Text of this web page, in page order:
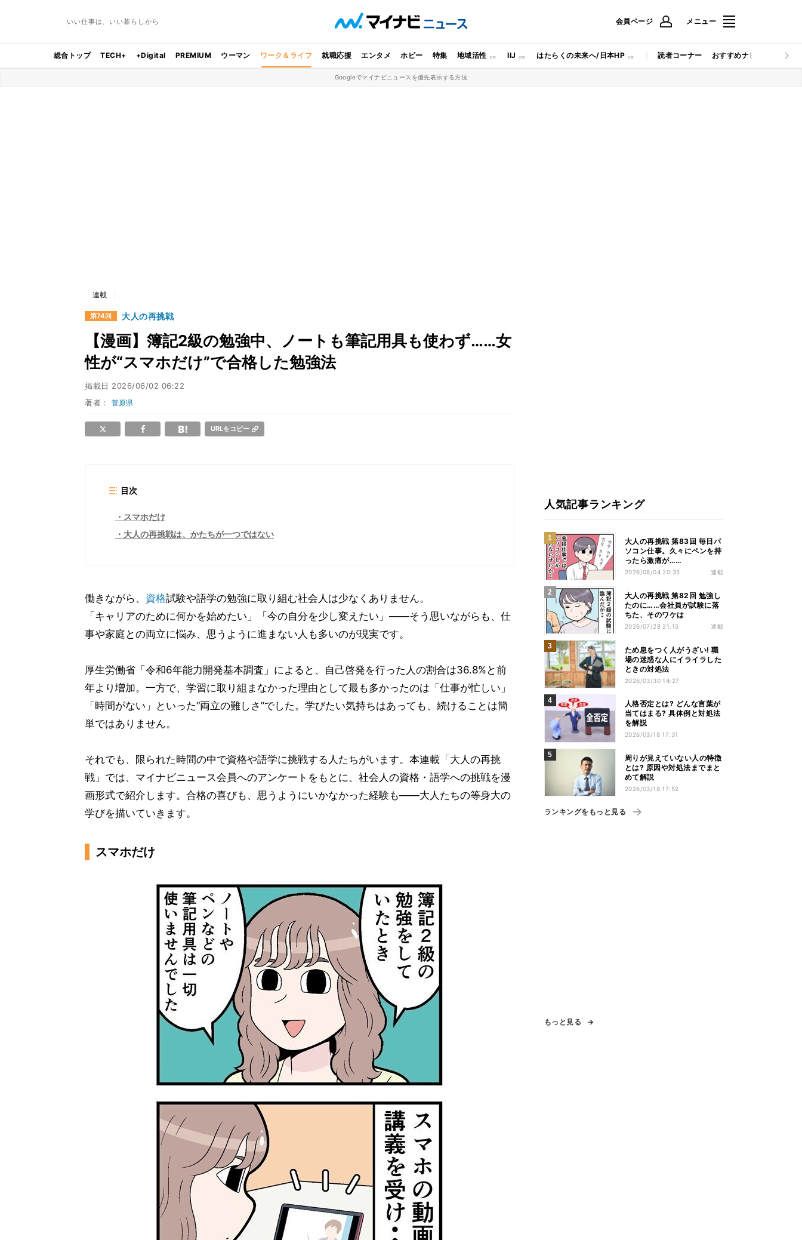
いい仕事は、いい暮らしから 会員ページ メニュー
総合トップ TECH+ +Digital PREMIUM ウーマン ワーク＆ライフ 就職応援 エンタメ ホビー 特集 地域活性 IIJ はたらくの未来へ/日本HP 読者コーナー おすすめナビ マイナビ
Googleでマイナビニュースを優先表示する方法
連載
第74回 大人の再挑戦
【漫画】簿記2級の勉強中、ノートも筆記用具も使わず……女
性が“スマホだけ”で合格した勉強法
掲載日 2026/06/02 06:22
著者：菅原県
URLをコピー
目次
スマホだけ
大人の再挑戦は、かたちが一つではない
働きながら、 資格試験や語学の勉強に取り組む社会人は少なくありません。
「キャリアのために何かを始めたい」「今の自分を少し変えたい」――そう思いながらも、仕
事や家庭との両立に悩み、思うように進まない人も多いのが現実です。
厚生労働省「令和6年能力開発基本調査」によると、自己啓発を行った人の割合は36.8%と前
年より増加。一方で、学習に取り組まなかった理由として最も多かったのは「仕事が忙しい」
「時間がない」といった“両立の難しさ”でした。学びたい気持ちはあっても、続けることは簡
単ではありません。
それでも、限られた時間の中で資格や語学に挑戦する人たちがいます。本連載「大人の再挑
戦」では、マイナビニュース会員へのアンケートをもとに、社会人の資格・語学への挑戦を漫
画形式で紹介します。合格の喜びも、思うようにいかなかった経験も――大人たちの等身大の
学びを描いていきます。
スマホだけ
人気記事ランキング
大人の再挑戦 第83回 毎日パ
ソコン仕事。久々にペンを持
ったら激痛が……
2026/08/04 20:35 連載
大人の再挑戦 第82回 勉強し
たのに……会社員が試験に落
ちた、そのワケは
2026/07/28 21:15 連載
ため息をつく人がうざい! 職
場の迷惑な人にイライラした
ときの対処法
2026/03/30 14:27
人格否定とは? どんな言葉が
当てはまる? 具体例と対処法
を解説
2026/03/18 17:31
周りが見えていない人の特徴
とは? 原因や対処法までまと
めて解説
2026/03/18 17:52
ランキングをもっと見る
もっと見る